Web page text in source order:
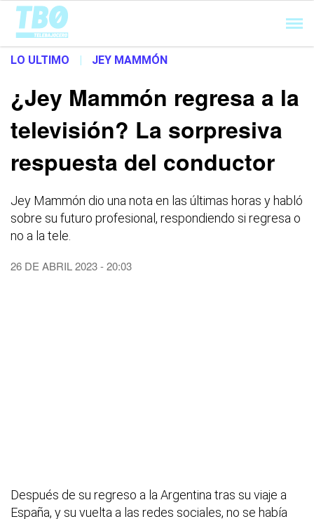
Cargando...
LO ULTIMO | JEY MAMMÓN
¿Jey Mammón regresa a la
televisión? La sorpresiva
respuesta del conductor
Jey Mammón dio una nota en las últimas horas y habló
sobre su futuro profesional, respondiendo si regresa o
no a la tele.
26 DE ABRIL 2023 - 20:03
Después de su regreso a la Argentina tras su viaje a
España, y su vuelta a las redes sociales, no se había